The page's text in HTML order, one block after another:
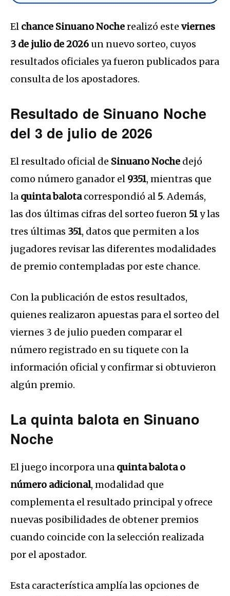
El chance Sinuano Nocherealizó este viernes
3 de julio de 2026 un nuevo sorteo, cuyos
resultados oficiales ya fueron publicados para
consulta de los apostadores.
Resultado de Sinuano Noche
del 3 de julio de 2026
El resultado oficial de Sinuano Noche dejó
como número ganador el 9351, mientras que
la quinta balotacorrespondió al 5. Además,
las dos últimas cifras del sorteo fueron 51y las
tres últimas 351, datos que permiten a los
jugadores revisar las diferentes modalidades
de premio contempladas por este chance.
Con la publicación de estos resultados,
quienes realizaron apuestas para el sorteo del
viernes 3 de julio pueden comparar el
número registrado en su tiquete con la
información oficial y confirmar si obtuvieron
algún premio.
La quinta balota en Sinuano
Noche
El juego incorpora una quinta balota o
número adicional, modalidad que
complementa el resultado principal y ofrece
nuevas posibilidades de obtener premios
cuando coincide con la selección realizada
por el apostador.
Esta característica amplía las opciones de